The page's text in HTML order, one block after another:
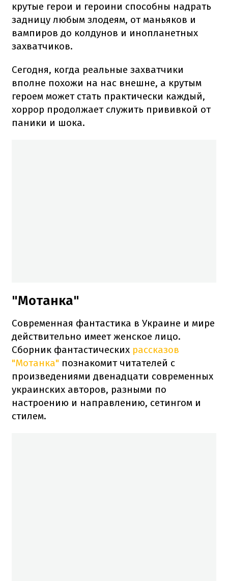
крутые герои и героини способны надрать
задницу любым злодеям, от маньяков и
вампиров до колдунов и инопланетных
захватчиков.
Сегодня, когда реальные захватчики
вполне похожи на нас внешне, а крутым
героем может стать практически каждый,
хоррор продолжает служить прививкой от
паники и шока.
"Мотанка"
Современная фантастика в Украине и мире
действительно имеет женское лицо.
Сборник фантастических рассказов
"Мотанка" познакомит читателей с
произведениями двенадцати современных
украинских авторов, разными по
настроению и направлению, сетингом и
стилем.